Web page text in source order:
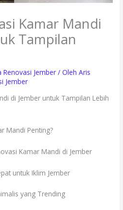
Kamar Mandi
Tampilan
Renovasi Jember / OlehAris
Jember
di Jember untuk Tampilan Lebih
Mandi Penting?
Kamar Mandi di Jember
untuk Iklim Jember
yang Trending